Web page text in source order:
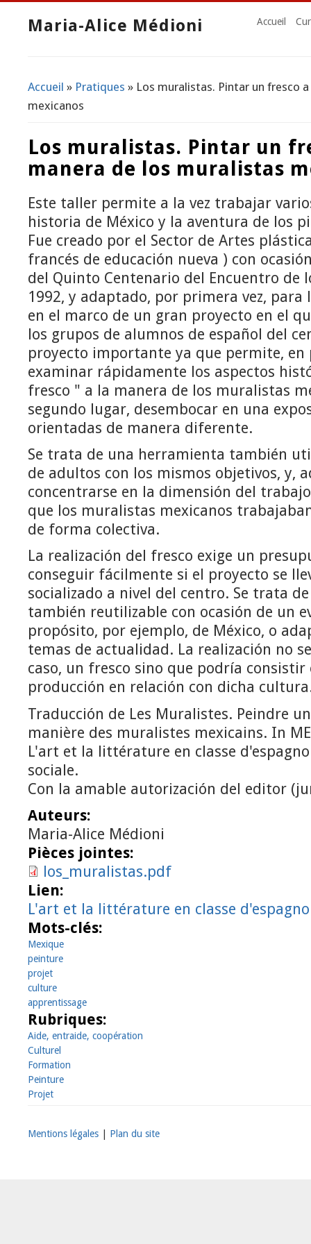
Maria-Alice Médioni Accueil
Vous êtes ici
Accueil » Pratiques » Los muralistas. Pintar un fresco
mexicanos
Los muralistas. Pintar un
manera de los muralistas
Este taller permite a la vez trabajar
historia de México y la aventura de los
Fue creado por el Sector de Artes
francés de educación nueva ) con
del Quinto Centenario del Encuentro de
1992, y adaptado, por primera vez, para
en el marco de un gran proyecto en el
los grupos de alumnos de español del
proyecto importante ya que permite,
examinar rápidamente los aspectos
fresco " a la manera de los muralistas
segundo lugar, desembocar en una
orientadas de manera diferente.
Se trata de una herramienta también
de adultos con los mismos objetivos, y,
concentrarse en la dimensión del
que los muralistas mexicanos
de forma colectiva.
La realización del fresco exige un
conseguir fácilmente si el proyecto se
socializado a nivel del centro. Se trata
también reutilizable con ocasión de un
propósito, por ejemplo, de México, o
temas de actualidad. La realización no
caso, un fresco sino que podría
producción en relación con dicha
Traducción de Les Muralistes. Peindre
manière des muralistes mexicains. In
L'art et la littérature en classe
sociale.
Con la amable autorización del editor
Auteurs:
Maria-Alice Médioni
Pièces jointes:
los_muralistas.pdf
Lien:
L'art et la littérature en classe
Mots-clés:
Mexique
peinture
projet
culture
apprentissage
Rubriques:
Aide, entraide, coopération
Culturel
Formation
Peinture
Projet
Mentions légales Plan du site